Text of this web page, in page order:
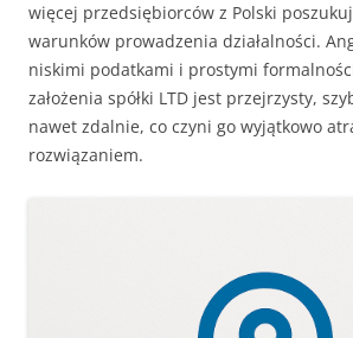
więcej przedsiębiorców z Polski
warunków prowadzenia działalności.
niskimi podatkami i prostymi
założenia spółki LTD jest przejrzysty,
nawet zdalnie, co czyni go wyjątkowo
rozwiązaniem.